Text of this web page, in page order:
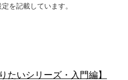
を記載しています。
たいシリーズ・入門編】